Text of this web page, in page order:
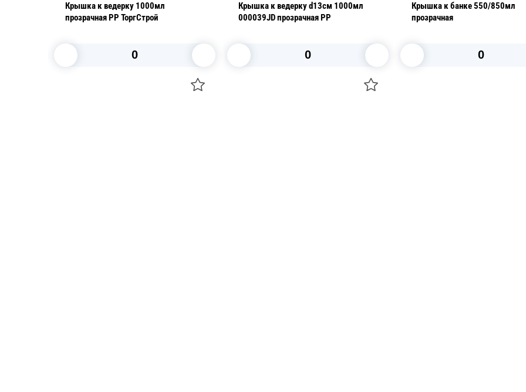
Крышка к ведерку 1000мл
прозрачная PP ТоргСтрой
Крышка к ведерку d13см 1000мл
000039JD прозрачная PP
Крышка к банке 550/850мл
прозрачная